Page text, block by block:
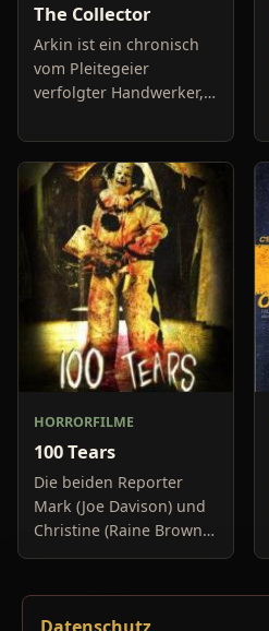
The Collector
Arkin ist ein chronisch
vom Pleitegeier
verfolgter Handwerker,
Machenschaften gerät,
um seine Familie
ernähren zu können. So
soll e
HORRORFILME
100 Tears
Die beiden Reporter
Mark (Joe Davison) und
Christine (Raine Brown)
haben keine Lust mehr
Boulevard-Meldungen
und befassen sich